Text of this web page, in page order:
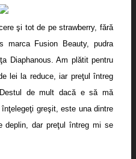
şi tot de pe strawberry, fără
marca Fusion Beauty, pudra
Diaphanous. Am plătit pentru
lei la reduce, iar preţul întreg
de mult dacă e să mă
greşit, este una dintre
deplin, dar preţul întreg mi se